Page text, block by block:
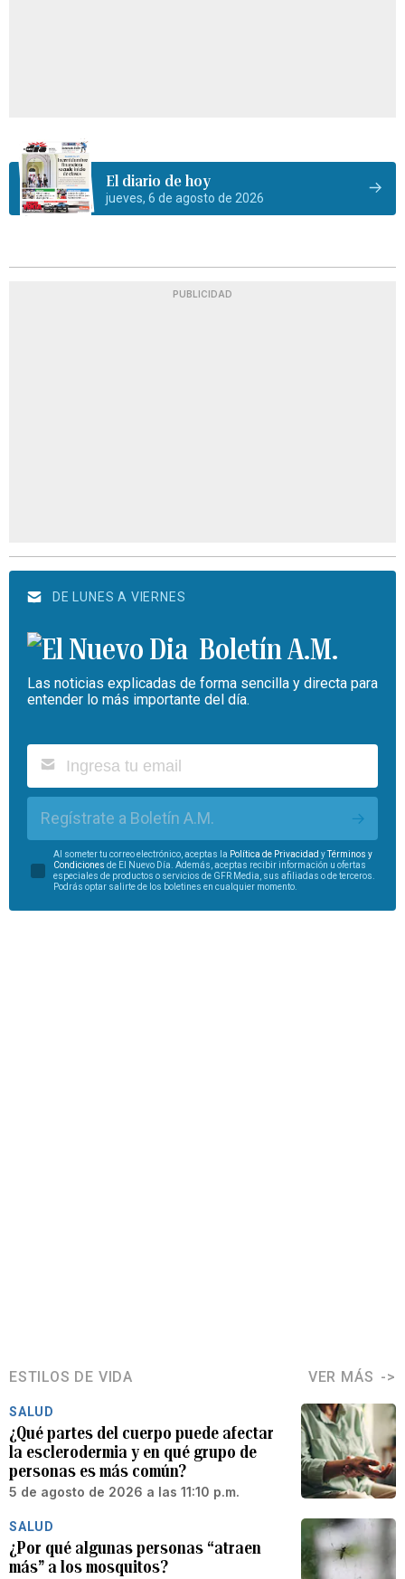
El diario de hoy
jueves, 6 de agosto de 2026
PUBLICIDAD
DE LUNES A VIERNES
Boletín A.M.
Las noticias explicadas de forma sencilla y directa para
entender lo más importante del día.
Regístrate a Boletín A.M.
Al someter tu correo electrónico, aceptas la Política de Privacidad yTérminos y
Condiciones de El Nuevo Día. Además, aceptas recibir información u ofertas
especiales de productos o servicios de GFR Media, sus afiliadas o de terceros.
Podrás optar salirte de los boletines en cualquier momento.
ESTILOS DE VIDA VER MÁS
SALUD
¿Qué partes del cuerpo puede afectar
la esclerodermia y en qué grupo de
personas es más común?
5 de agosto de 2026 a las 11:10 p.m.
SALUD
¿Por qué algunas personas “atraen
más” a los mosquitos?